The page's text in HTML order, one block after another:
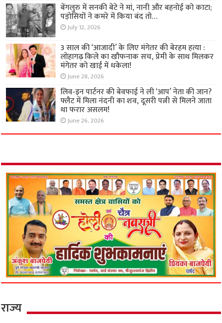
बेंगलुरु में सनकी बेटे ने मां, नानी और बहनोई को काटा;
पड़ोसियों ने कमरे में किया बंद तो…
July 12, 2026
3 साल की ‘आजादी’ के लिए मंगेतर की बेरहम हत्या :
लोहागढ़ किले का खौफनाक सच, प्रेमी के साथ मिलकर
मंगेतर को खाई में धकेला!
June 28, 2026
लिव-इन पार्टनर की बेवफाई ने ली ‘आप’ नेता की जान?
फ्लैट में मिला नंदनी का शव, दूसरी पत्नी से मिलने जाता
था फरार असलम!
June 26, 2026
राज्य